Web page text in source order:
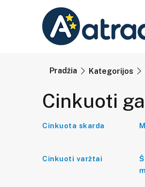
Pradžia Kategorijos
Cinkuoti
Cinkuota skarda
Cinkuoti varžtai